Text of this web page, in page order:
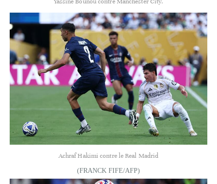
Achraf Hakimi contre le Real Madrid
(FRANCK FIFE/AFP)